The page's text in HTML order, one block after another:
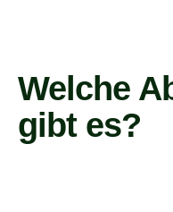
Welche
gibt es?